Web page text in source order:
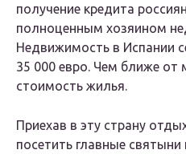
получение кредита
полноценным хозяином
Недвижимость в Испании
35 000 евро. Чем ближе
стоимость жилья.
Приехав в эту страну
посетить главные святыни